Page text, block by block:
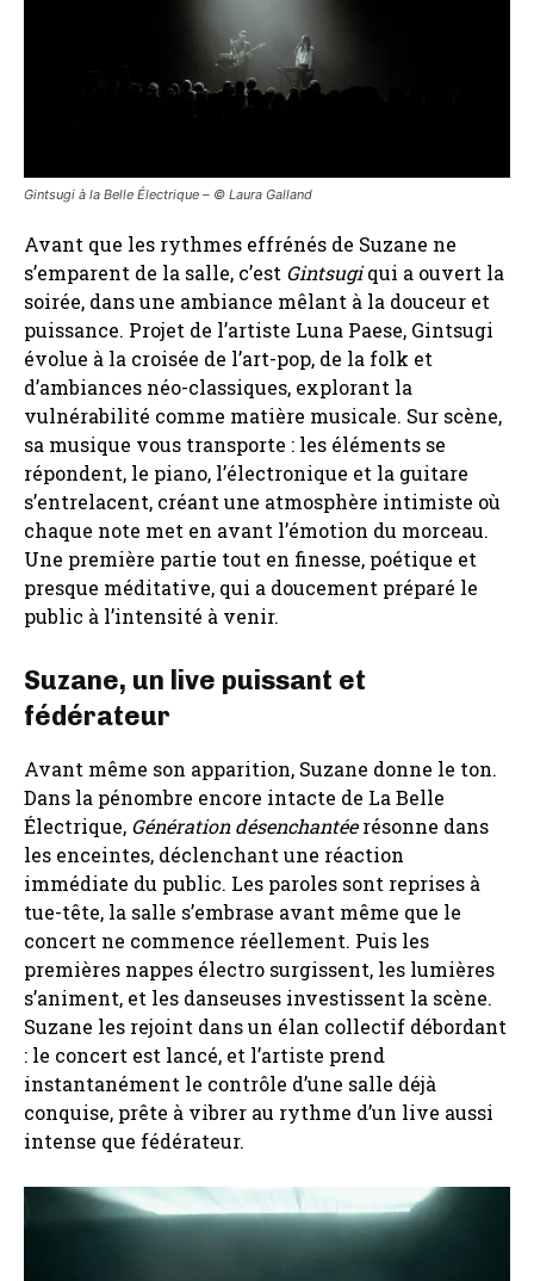
Gintsugi à la Belle Électrique – ©️ Laura Galland
Avant que les rythmes effrénés de Suzane ne
s’emparent de la salle, c’est Gintsugiqui a ouvert la
soirée, dans une ambiance mêlant à la douceur et
puissance. Projet de l’artiste Luna Paese, Gintsugi
évolue à la croisée de l’art-pop, de la folk et
d’ambiances néo-classiques, explorant la
vulnérabilité comme matière musicale. Sur scène,
sa musique vous transporte : les éléments se
répondent, le piano, l’électronique et la guitare
s’entrelacent, créant une atmosphère intimiste où
chaque note met en avant l’émotion du morceau.
Une première partie tout en finesse, poétique et
presque méditative, qui a doucement préparé le
public à l’intensité à venir.
Suzane, un live puissant et
fédérateur
Avant même son apparition, Suzane donne le ton.
Dans la pénombre encore intacte de La Belle
Électrique, Génération désenchantéerésonne dans
les enceintes, déclenchant une réaction
immédiate du public. Les paroles sont reprises à
tue-tête, la salle s’embrase avant même que le
concert ne commence réellement. Puis les
premières nappes électro surgissent, les lumières
s’animent, et les danseuses investissent la scène.
Suzane les rejoint dans un élan collectif débordant
: le concert est lancé, et l’artiste prend
instantanément le contrôle d’une salle déjà
conquise, prête à vibrer au rythme d’un live aussi
intense que fédérateur.